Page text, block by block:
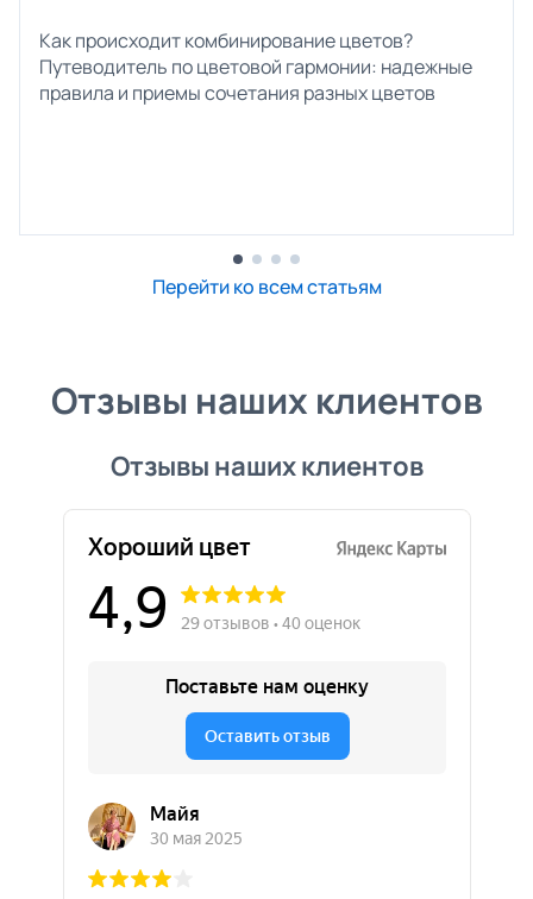
Как происходит комбинирование цветов?
Путеводитель по цветовой гармонии: надежные
правила и приемы сочетания разных цветов
Перейти ко всем статьям
Отзывы наших клиентов
Отзывы наших клиентов